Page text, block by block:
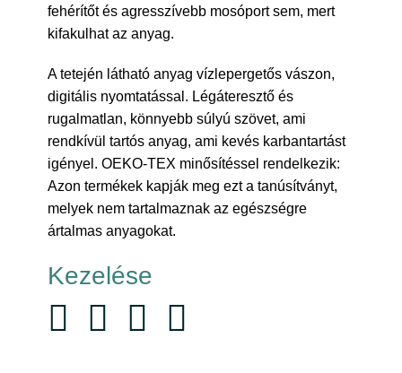
fehérítőt és agresszívebb mosóport sem, mert
kifakulhat az anyag.
A tetején látható anyag vízlepergetős vászon,
digitális nyomtatással. Légáteresztő és
rugalmatlan, könnyebb súlyú szövet, ami
rendkívül tartós anyag, ami kevés karbantartást
igényel. OEKO-TEX minősítéssel rendelkezik:
Azon termékek kapják meg ezt a tanúsítványt,
melyek nem tartalmaznak az egészségre
ártalmas anyagokat.
Kezelése